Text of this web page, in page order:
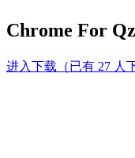
Chrome For
进入下载（已有 27 人